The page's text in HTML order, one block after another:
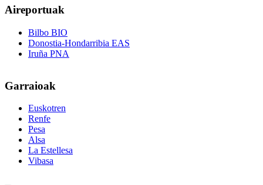
Aireportuak
Bilbo BIO
Donostia-Hondarribia EAS
Iruña PNA
Garraioak
Euskotren
Renfe
Pesa
Alsa
La Estellesa
Vibasa